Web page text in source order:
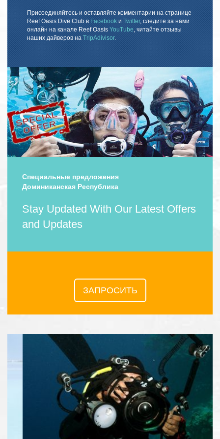
Присоединяйтесь и оставляйте комментарии на странице
Reef Oasis Dive Club в Facebook и Twitter, следите за нами
онлайн на канале Reef Oasis YouTube , читайте отзывы
наших дайверов на TripAdivisor.
Специальные предложения
Доминиканская Республика
Stay Updated With Our Latest Offers
and Updates
ЗАПРОСИТЬ